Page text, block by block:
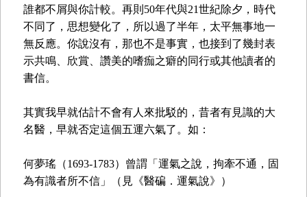
誰都不屑與你計較。再則50年代與21世紀除夕，時代
不同了，思想變化了，所以過了半年，太平無事地一
無反應。你說沒有，那也不是事實，也接到了幾封表
示共鳴、欣賞、讚美的嗜痂之癖的同行或其他讀者的
書信。
其實我早就估計不會有人來批駁的，昔者有見識的大
名醫，早就否定這個五運六氣了。如：
何夢瑤（1693-1783）曾謂「運氣之說，拘牽不通，固
為有識者所不信」（見《醫碥．運氣說》）